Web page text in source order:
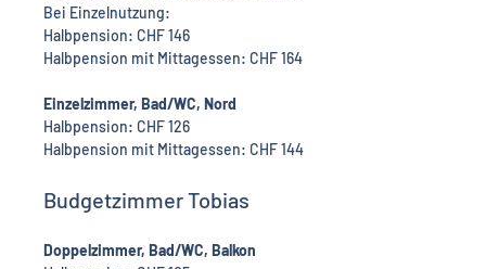
Bei Einzelnutzung:
Halbpension: CHF 146
Halbpension mit Mittagessen: CHF 164
Einzelzimmer, Bad/WC, Nord
Halbpension: CHF 126
Halbpension mit Mittagessen: CHF 144
Budgetzimmer Tobias
Doppelzimmer, Bad/WC, Balkon